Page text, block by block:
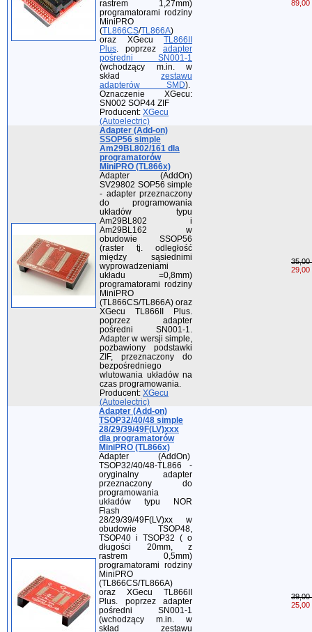
rastrem 1,27mm)
programatorami rodziny
MiniPRO
(TL866CS/TL866A)
oraz XGecu TL866II
Plus . poprzez adapter
pośredni SN001-1
(wchodzący m.in. w
skład zestawu
adapterów SMD).
Oznaczenie XGecu:
SN002 SOP44 ZIF
Producent: XGecu
(Autoelectric)
89,00
Adapter (Add-on)
SSOP56 simple
Am29BL802/161 dla
programatorów
MiniPRO (TL866x)
Adapter (AddOn)
SV29802 SOP56 simple
- adapter przeznaczony
do programowania
układów typu
Am29BL802 i
Am29BL162 w
obudowie SSOP56
(raster tj. odległość
między sąsiednimi
wyprowadzeniami
układu =0,8mm)
programatorami rodziny
MiniPRO
(TL866CS/TL866A) oraz
XGecu TL866II Plus.
poprzez adapter
pośredni SN001-1.
Adapter w wersji simple,
pozbawiony podstawki
ZIF, przeznaczony do
bezpośredniego
wlutowania układów na
czas programowania.
Producent: XGecu
(Autoelectric)
35,00
29,00
Adapter (Add-on)
TSOP32/40/48 simple
28/29/39/49F(LV)xxx
dla programatorów
MiniPRO (TL866x)
Adapter (AddOn)
TSOP32/40/48-TL866 -
oryginalny adapter
przeznaczony do
programowania
układów typu NOR
Flash
28/29/39/49F(LV)xx w
obudowie TSOP48,
TSOP40 i TSOP32 ( o
długości 20mm, z
rastrem 0,5mm)
programatorami rodziny
MiniPRO
(TL866CS/TL866A)
oraz XGecu TL866II
Plus. poprzez adapter
pośredni SN001-1
(wchodzący m.in. w
skład zestawu
39,00
25,00